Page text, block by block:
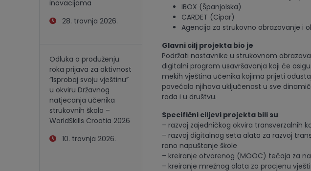
inovacijama
28. travnja 2026.
Odluka o produženju
roka prijava za aktivnost
”Isprobaj svoju vještinu”
u okviru Državnog
natjecanja učenika
strukovnih škola –
WorldSkills Croatia 2026
10. travnja 2026.
IBOX (Španjolska)
CARDET (Cipar)
Agencija za strukovno obrazovanje i
Glavni cilj projekta bio je
Podržati nastavnike u strukovnom
digitalni program usavršavanja koji će
mekih vještina učenika kojima prijeti
povećala njihova uključenost u sve
rada i u društvu.
Specifični ciljevi projekta bili su
– razvoj zajedničkog okvira transverzalnih
– razvoj digitalnog seta alata za razvoj
rano napuštanje škole
– kreiranje otvorenog (MOOC) tečaja za
– kreiranje mrežnog alata za procjenu